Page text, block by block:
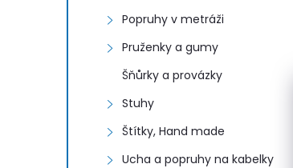
Popruhy v metráži
Pruženky a gumy
Šňůrky a provázky
Stuhy
Štítky, Hand made
Ucha a popruhy na kabelky